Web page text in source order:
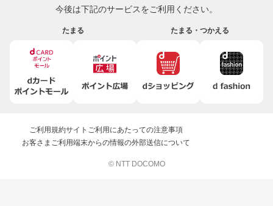
今後は下記のサービスをご利用ください。
たまる たまる・つかえる
ご利用規約サイトご利用にあたっての注意事項
お客さまご利用端末からの情報の外部送信について
© NTT DOCOMO